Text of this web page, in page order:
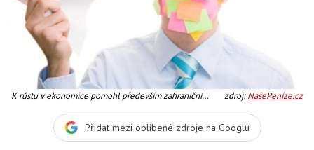
K růstu v ekonomice pomohl především zahraniční
zdroj:NašePeníze.cz
Přidat mezi oblíbené zdroje na Googlu